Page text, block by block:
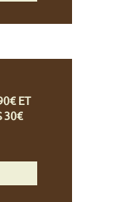
ET
30€